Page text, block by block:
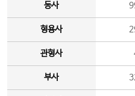
동사
형용사
관형사
부사